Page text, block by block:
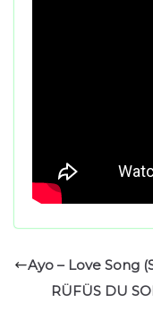
Ayo – Love Song
RÜFÜS DU